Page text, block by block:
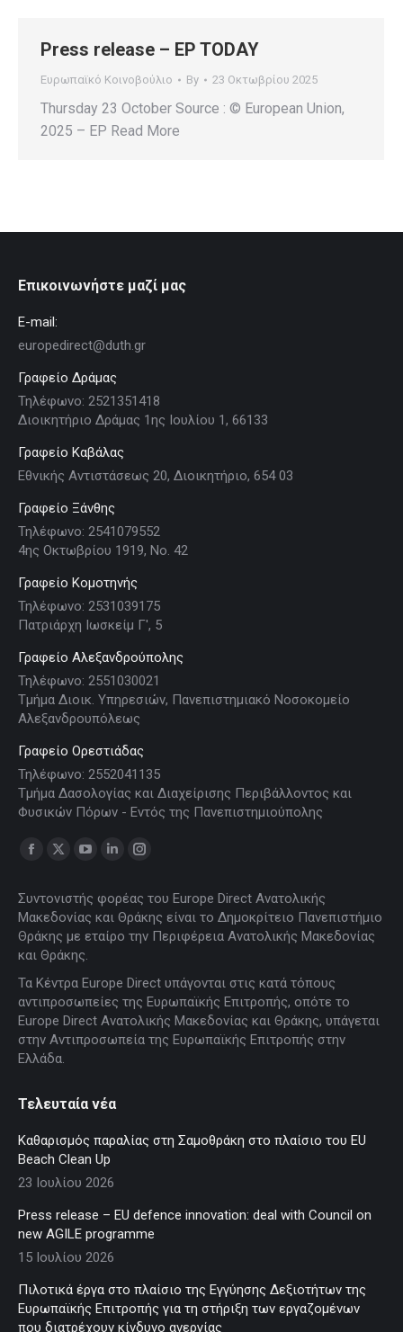
Press release – EP TODAY
Ευρωπαϊκό Κοινοβούλιο By 23 Οκτωβρίου 2025
Thursday 23 October Source : © European Union,
2025 – EP Read More
Επικοινωνήστε μαζί μας
E-mail:
europedirect@duth.gr
Γραφείο Δράμας
Τηλέφωνο: 2521351418
Διοικητήριο Δράμας 1ης Ιουλίου 1, 66133
Γραφείο Καβάλας
Εθνικής Αντιστάσεως 20, Διοικητήριο, 654 03
Γραφείο Ξάνθης
Τηλέφωνο: 2541079552
4ης Οκτωβρίου 1919, Νο. 42
Γραφείο Κομοτηνής
Τηλέφωνο: 2531039175
Πατριάρχη Ιωσκείμ Γ', 5
Γραφείο Αλεξανδρούπολης
Τηλέφωνο: 2551030021
Τμήμα Διοικ. Υπηρεσιών, Πανεπιστημιακό Νοσοκομείο
Αλεξανδρουπόλεως
Γραφείο Ορεστιάδας
Τηλέφωνο: 2552041135
Τμήμα Δασολογίας και Διαχείρισης Περιβάλλοντος και
Φυσικών Πόρων - Εντός της Πανεπιστημιούπολης
Find us on:
Facebook
opens
in
new
window
X
opens
new
window
YouTube
opens
in
new
window
Linkedin
opens
window
Instagram
opens
window
Συντονιστής φορέας του Europe Direct Ανατολικής
Μακεδονίας και Θράκης είναι το Δημοκρίτειο Πανεπιστήμιο
Θράκης με εταίρο την Περιφέρεια Ανατολικής Μακεδονίας
και Θράκης.
Τα Κέντρα Europe Direct υπάγονται στις κατά τόπους
αντιπροσωπείες της Ευρωπαϊκής Επιτροπής, οπότε το
Europe Direct Ανατολικής Μακεδονίας και Θράκης, υπάγεται
στην Αντιπροσωπεία της Ευρωπαϊκής Επιτροπής στην
Ελλάδα.
Τελευταία νέα
Καθαρισμός παραλίας στη Σαμοθράκη στο πλαίσιο του EU
Beach Clean Up
23 Ιουλίου 2026
Press release – EU defence innovation: deal with Council on
new AGILE programme
15 Ιουλίου 2026
Πιλοτικά έργα στο πλαίσιο της Εγγύησης Δεξιοτήτων της
Ευρωπαϊκής Επιτροπής για τη στήριξη των εργαζομένων
που διατρέχουν κίνδυνο ανεργίας